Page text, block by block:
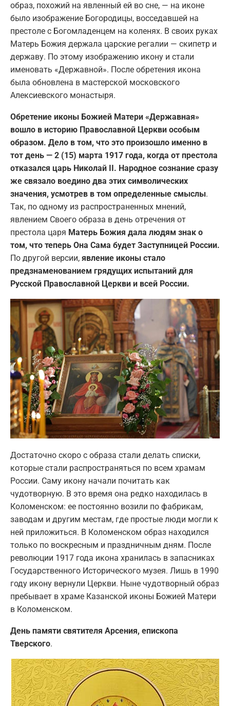
образ, похожий на явленный ей во сне, — на иконе
было изображение Богородицы, восседавшей на
престоле с Богомладенцем на коленях. В своих руках
Матерь Божия держала царские регалии — скипетр и
державу. По этому изображению икону и стали
именовать «Державной». После обретения икона
была обновлена в мастерской московского
Алексиевского монастыря.
Обретение иконы Божией Матери «Державная»
вошло в историю Православной Церкви особым
образом. Дело в том, что это произошло именно в
тот день — 2 (15) марта 1917 года, когда от престола
отказался царь Николай II. Народное сознание сразу
же связало воедино два этих символических
значения, усмотрев в том определенные смыслы.
Так, по одному из распространенных мнений,
явлением Своего образа в день отречения от
престола царя Матерь Божия дала людям знак о
том, что теперь Она Сама будет Заступницей России.
По другой версии, явление иконы стало
предзнаменованием грядущих испытаний для
Русской Православной Церкви и всей России.
Достаточно скоро с образа стали делать списки,
которые стали распространяться по всем храмам
России. Саму икону начали почитать как
чудотворную. В это время она редко находилась в
Коломенском: ее постоянно возили по фабрикам,
заводам и другим местам, где простые люди могли к
ней приложиться. В Коломенском образ находился
только по воскресным и праздничным дням. После
революции 1917 года икона хранилась в запасниках
Государственного Исторического музея. Лишь в 1990
году икону вернули Церкви. Ныне чудотворный образ
пребывает в храме Казанской иконы Божией Матери
в Коломенском.
День памяти святителя Арсения, епископа
Тверского.